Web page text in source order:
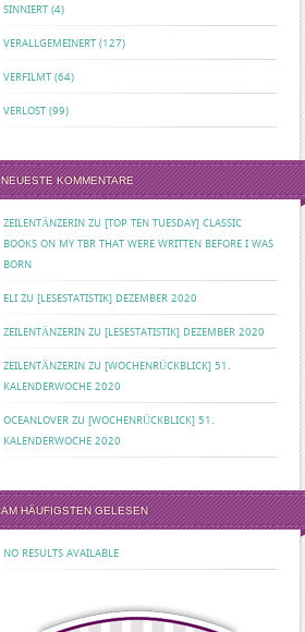
SINNIERT (4)
VERALLGEMEINERT (127)
VERFILMT (64)
VERLOST (99)
NEUESTE KOMMENTARE
ZEILENTÄNZERIN ZU [TOP TEN TUESDAY] CLASSIC
BOOKS ON MY TBR THAT WERE WRITTEN BEFORE I WAS
BORN
ELI ZU [LESESTATISTIK] DEZEMBER 2020
ZEILENTÄNZERIN ZU [LESESTATISTIK] DEZEMBER 2020
ZEILENTÄNZERIN ZU [WOCHENRÜCKBLICK] 51.
KALENDERWOCHE 2020
OCEANLOVER ZU [WOCHENRÜCKBLICK] 51.
KALENDERWOCHE 2020
AM HÄUFIGSTEN GELESEN
NO RESULTS AVAILABLE